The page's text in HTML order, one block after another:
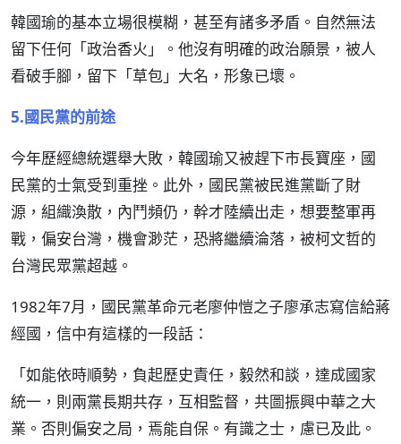
韓國瑜的基本立場很模糊，甚至有諸多矛盾。自然無法
留下任何「政治香火」。他沒有明確的政治願景，被人
看破手腳，留下「草包」大名，形象已壞。
5.國民黨的前途
今年歷經總統選舉大敗，韓國瑜又被趕下市長寶座，國
民黨的士氣受到重挫。此外，國民黨被民進黨斷了財
源，組織渙散，內鬥頻仍，幹才陸續出走，想要整軍再
戰，偏安台灣，機會渺茫，恐將繼續淪落，被柯文哲的
台灣民眾黨超越。
1982年7月，國民黨革命元老廖仲愷之子廖承志寫信給蔣
經國，信中有這樣的一段話：
「如能依時順勢，負起歷史責任，毅然和談，達成國家
統一，則兩黨長期共存，互相監督，共圖振興中華之大
業。否則偏安之局，焉能自保。有識之士，慮已及此。